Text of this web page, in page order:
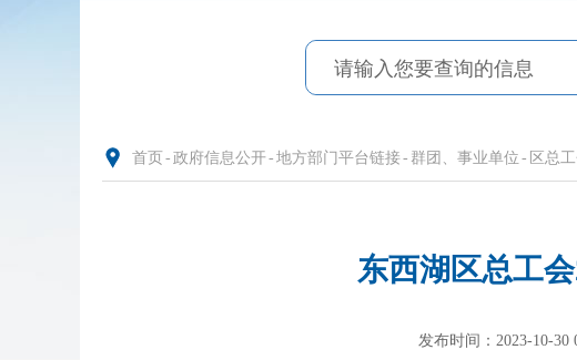
首页 - 政府信息公开- 地方部门平台链接- 群团、事业单位 - 区总
东西湖区总工
发布时间：2023-10-30